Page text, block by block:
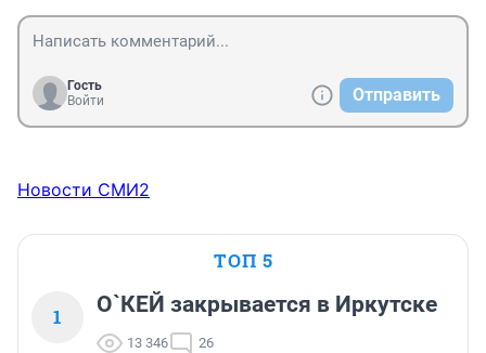
Гость
Войти
Отправить
Новости СМИ2
ТОП 5
1 О`КЕЙ закрывается в Иркутске
13 346 26